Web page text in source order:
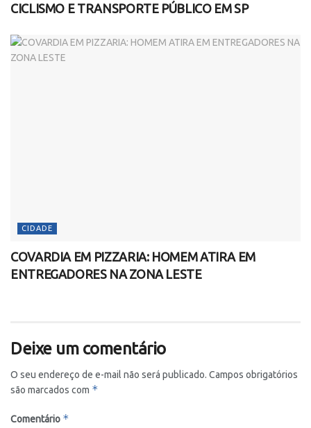
CICLISMO E TRANSPORTE PÚBLICO EM SP
CIDADE
COVARDIA EM PIZZARIA: HOMEM ATIRA EM
ENTREGADORES NA ZONA LESTE
Deixe um comentário
O seu endereço de e-mail não será publicado. Campos obrigatórios
são marcados com *
Comentário *